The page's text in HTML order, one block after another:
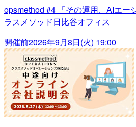
opsmethod #4 「その運用、AIエー
ラスメソッド日比谷オフィス
開催前2026年9月8日(火) 19:00